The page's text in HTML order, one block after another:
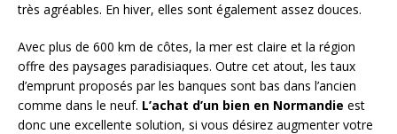
très agréables. En hiver, elles sont également assez douces.
Avec plus de 600 km de côtes, la mer est claire et la région
offre des paysages paradisiaques. Outre cet atout, les taux
d’emprunt proposés par les banques sont bas dans l’ancien
comme dans le neuf. L’achat d’un bien en Normandie est
donc une excellente solution, si vous désirez augmenter votre